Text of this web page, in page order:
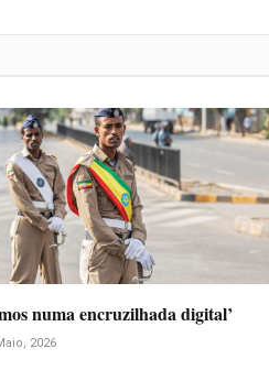
numa encruzilhada digital’
2026